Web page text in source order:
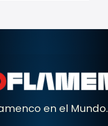
en el Mundo.